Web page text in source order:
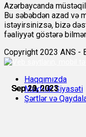
Sep 20, 2023
Sep 20, 2023
Sep 21, 2023
Sep 21, 2023
Sep 23, 2023
Sep 23, 2023
Azərbaycanda
Bu səbəbdən azad və
istəyirsinizsə, bizə
fəaliyyət göstərə
Copyright 2023 ANS -
Haqqımızda
Məxfilik Siyasəti
Şərtlər və